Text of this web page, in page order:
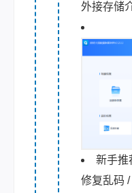
外接存储
新手推
修复乱码 /